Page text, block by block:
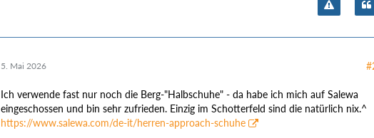
5. Mai 2026
Ich verwende fast nur noch die Berg-"Halbschuhe" - da habe ich mich auf Salewa
eingeschossen und bin sehr zufrieden. Einzig im Schotterfeld sind die natürlich nix.^
https://www.salewa.com/de-it/herren-approach-schuhe